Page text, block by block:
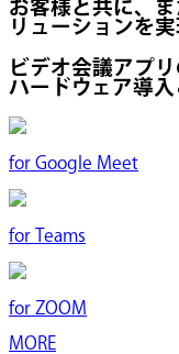
お客様と共に、
リューションを実
ビデオ会議アプ
ハードウェア導
for Google Meet
for Teams
for ZOOM
MORE